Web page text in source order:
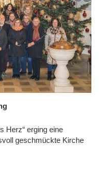
Herz“ erging eine
geschmückte Kirche